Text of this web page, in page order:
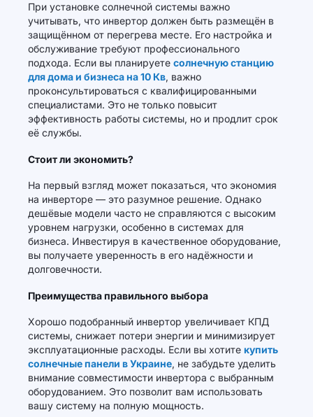
При установке солнечной системы важно
учитывать, что инвертор должен быть размещён в
защищённом от перегрева месте. Его настройка и
обслуживание требуют профессионального
подхода. Если вы планируете солнечную станцию
для дома и бизнеса на 10 Кв, важно
проконсультироваться с квалифицированными
специалистами. Это не только повысит
эффективность работы системы, но и продлит срок
её службы.
Стоит ли экономить?
На первый взгляд может показаться, что экономия
на инверторе — это разумное решение. Однако
дешёвые модели часто не справляются с высоким
уровнем нагрузки, особенно в системах для
бизнеса. Инвестируя в качественное оборудование,
вы получаете уверенность в его надёжности и
долговечности.
Преимущества правильного выбора
Хорошо подобранный инвертор увеличивает КПД
системы, снижает потери энергии и минимизирует
эксплуатационные расходы. Если вы хотите купить
солнечные панели в Украине, не забудьте уделить
внимание совместимости инвертора с выбранным
оборудованием. Это позволит вам использовать
вашу систему на полную мощность.